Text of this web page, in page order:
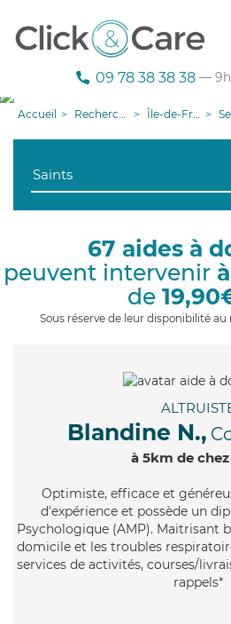
09 78 38 38 38 —
Accueil Recherche aide à domicile Île-de-France
67 aides à
peuvent intervenir
de
Sous réserve de leur disponibilité
Blandine N.,
à 5km de
Optimiste, efficace et
d'expérience et possède un
Psychologique (AMP). Maitrisant
domicile et les troubles
services de activités, courses/
rappels*